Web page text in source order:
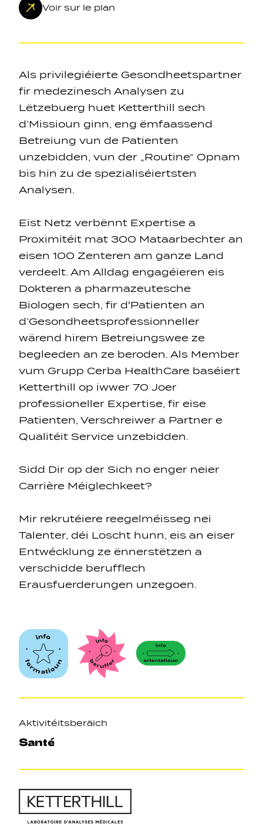
Navigation secondarie
Sozial Netzwierker
Navigation pied de page
Gérer les cookies
Voir sur le plan
Als privilegiéierte Gesondheetspartner
fir medezinesch Analysen zu
Lëtzebuerg huet Ketterthill sech
d’Missioun ginn, eng ëmfaassend
Betreiung vun de Patienten
unzebidden, vun der „Routine“ Opnam
bis hin zu de spezialiséiertsten
Analysen.
Eist Netz verbënnt Expertise a
Proximitéit mat 300 Mataarbechter an
eisen 100 Zenteren am ganze Land
verdeelt. Am Alldag engagéieren eis
Dokteren a pharmazeutesche
Biologen sech, fir d'Patienten an
d’Gesondheetsprofessionneller
wärend hirem Betreiungswee ze
begleeden an ze beroden. Als Member
vum Grupp Cerba HealthCare baséiert
Ketterthill op iwwer 70 Joer
professioneller Expertise, fir eise
Patienten, Verschreiwer a Partner e
Qualitéit Service unzebidden.
Sidd Dir op der Sich no enger neier
Carrière Méiglechkeet?
Mir rekrutéiere reegelméisseg nei
Talenter, déi Loscht hunn, eis an eiser
Entwécklung ze ënnerstëtzen a
verschidde berufflech
Erausfuerderungen unzegoen.
Axen
Aktivitéitsberäich
Santé